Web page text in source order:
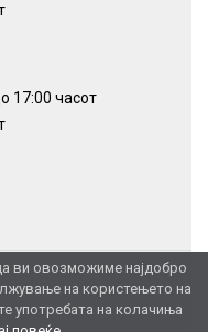
ви овозможиме најдобро
на користењето на
употребата на колачиња
17:00 часот